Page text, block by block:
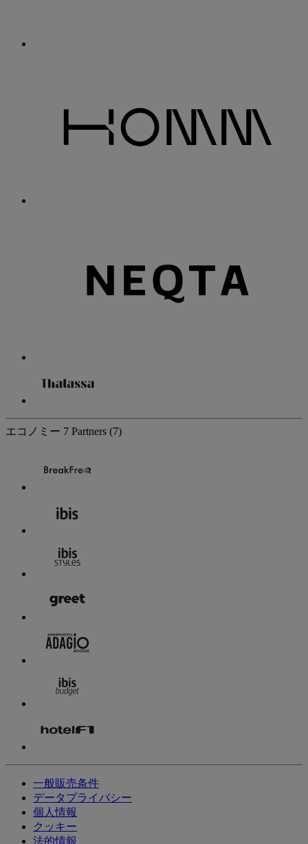
エコノミー 7 Partners (7)
一般販売条件
データプライバシー
個人情報
クッキー
法的情報